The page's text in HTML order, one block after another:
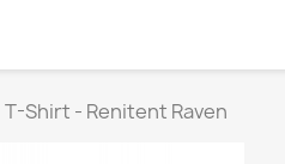
T-Shirt - Renitent Raven